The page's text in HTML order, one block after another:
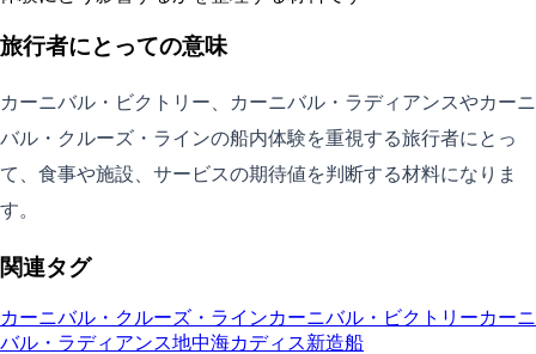
旅行者にとっての意味
カーニバル・ビクトリー、カーニバル・ラディアンスやカーニ
バル・クルーズ・ラインの船内体験を重視する旅行者にとっ
て、食事や施設、サービスの期待値を判断する材料になりま
す。
関連タグ
カーニバル・クルーズ・ラインカーニバル・ビクトリーカーニ
バル・ラディアンス地中海カディス新造船